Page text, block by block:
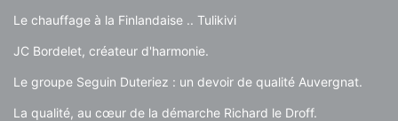
Le chauffage à la Finlandaise .. Tulikivi
JC Bordelet, créateur d'harmonie.
Le groupe Seguin Duteriez : un devoir de qualité Auvergnat.
La qualité, au cœur de la démarche Richard le Droff.